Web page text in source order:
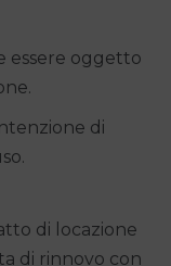
essere oggetto
di
di locazione
di rinnovo con